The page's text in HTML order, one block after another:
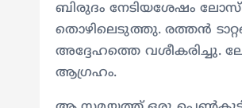
ബിരുദം നേടിയശേഷം
തൊഴിലെടുത്തു. രത്തൻ
അദ്ദേഹത്തെ വശീകരിച്ചു.
ആഗ്രഹം.